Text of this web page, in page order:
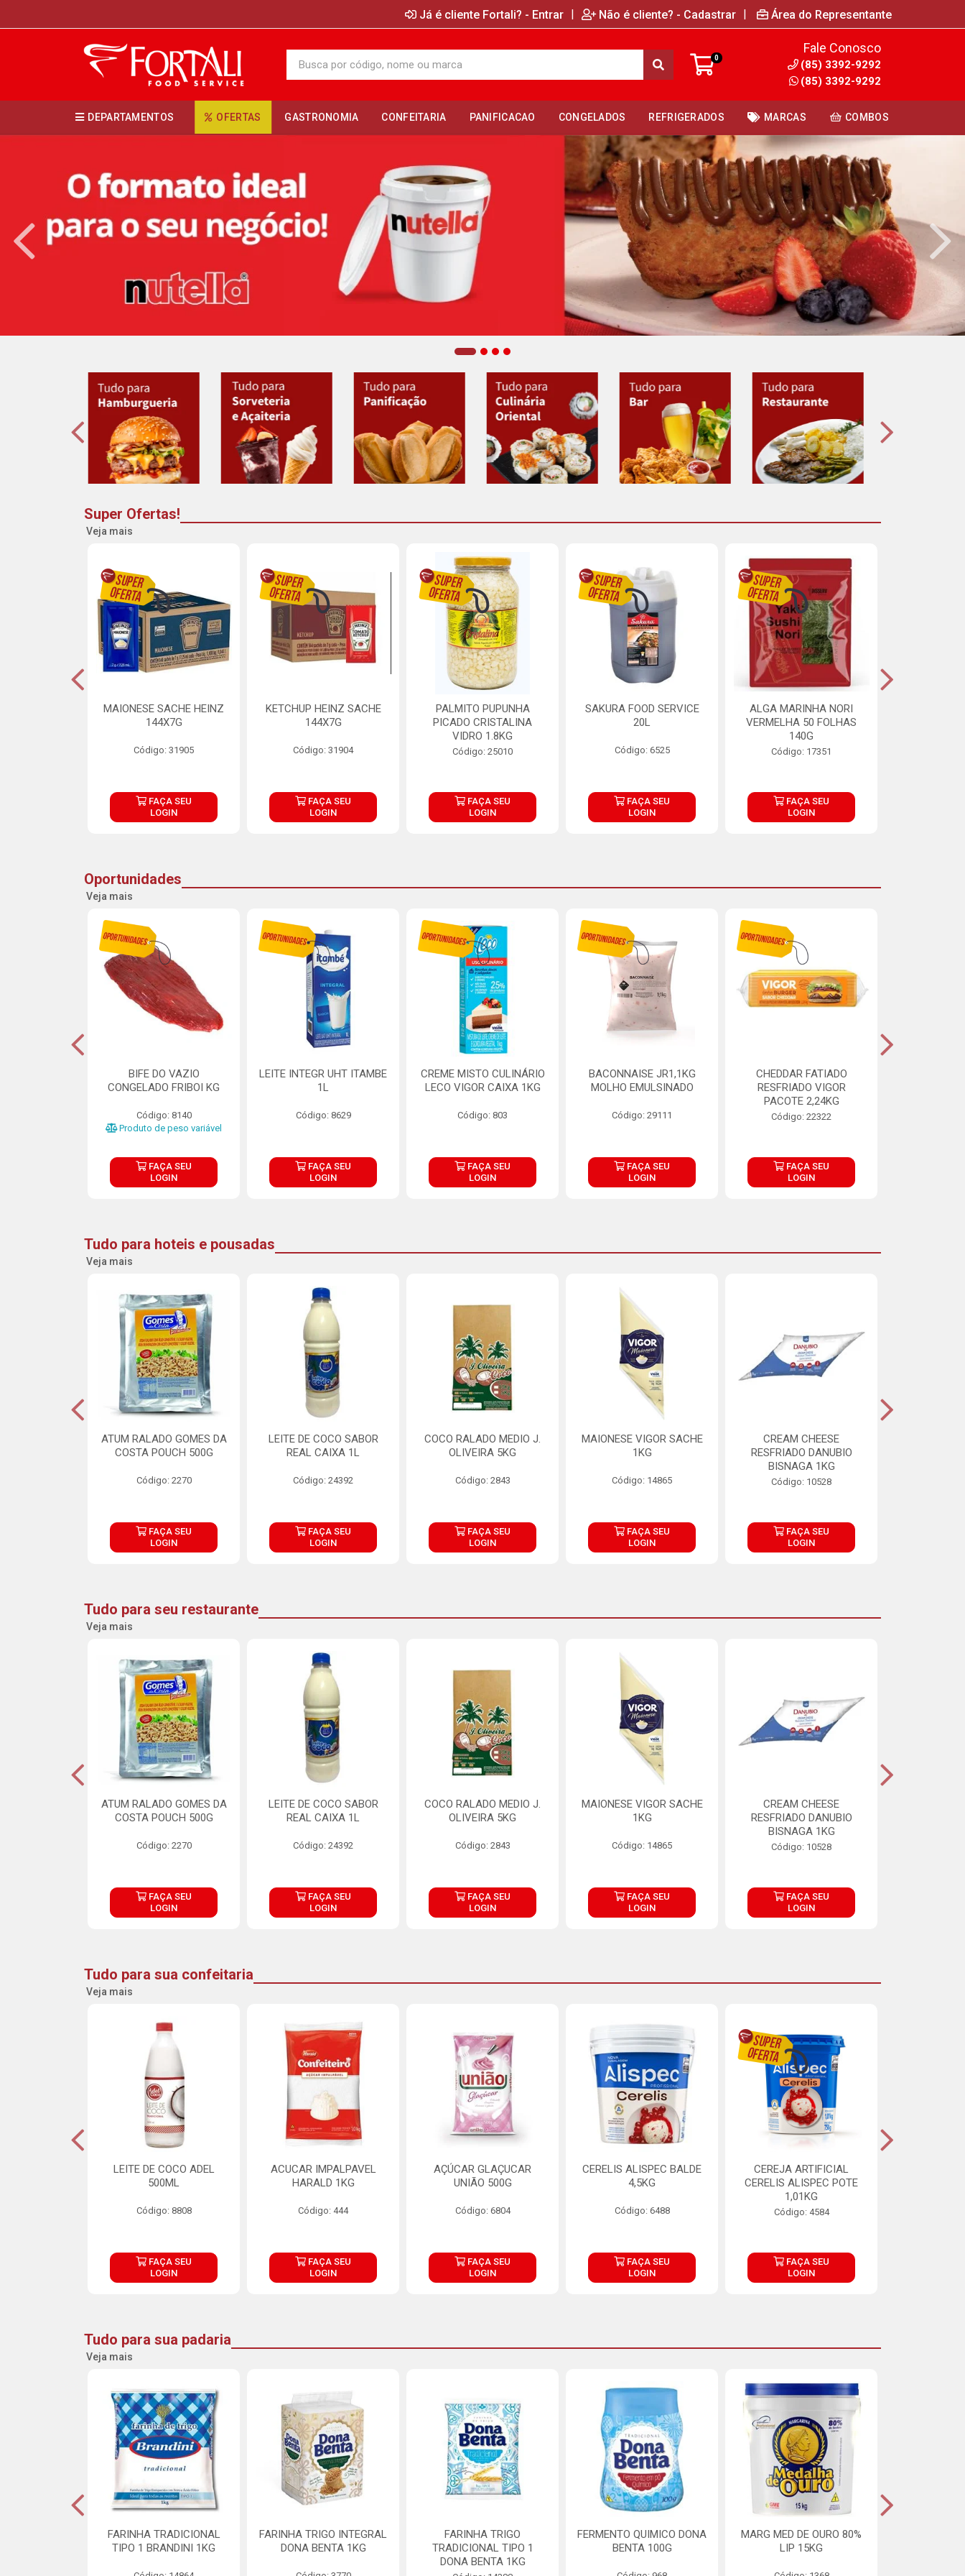
Já é cliente Fortali? - Entrar | Não é cliente? - Cadastrar | Área do Representante
0
Fale Conosco
(85) 3392-9292
(85) 3392-9292
DEPARTAMENTOS OFERTAS GASTRONOMIA CONFEITARIA PANIFICACAO CONGELADOS REFRIGERADOS MARCAS COMBOS
Super Ofertas!
Veja mais
MAIONESE SACHE HEINZ
144X7G
Código: 31905
FAÇA SEU
LOGIN
KETCHUP HEINZ SACHE
144X7G
Código: 31904
FAÇA SEU
LOGIN
PALMITO PUPUNHA
PICADO CRISTALINA
VIDRO 1.8KG
Código: 25010
FAÇA SEU
LOGIN
SAKURA FOOD SERVICE
20L
Código: 6525
FAÇA SEU
LOGIN
ALGA MARINHA NORI
VERMELHA 50 FOLHAS
140G
Código: 17351
FAÇA SEU
LOGIN
Oportunidades
Veja mais
BIFE DO VAZIO
CONGELADO FRIBOI KG
Código: 8140
Produto de peso variável
FAÇA SEU
LOGIN
LEITE INTEGR UHT ITAMBE
1L
Código: 8629
FAÇA SEU
LOGIN
CREME MISTO CULINÁRIO
LECO VIGOR CAIXA 1KG
Código: 803
FAÇA SEU
LOGIN
BACONNAISE JR1,1KG
MOLHO EMULSINADO
Código: 29111
FAÇA SEU
LOGIN
CHEDDAR FATIADO
RESFRIADO VIGOR
PACOTE 2,24KG
Código: 22322
FAÇA SEU
LOGIN
Tudo para hoteis e pousadas
Veja mais
ATUM RALADO GOMES DA
COSTA POUCH 500G
Código: 2270
FAÇA SEU
LOGIN
LEITE DE COCO SABOR
REAL CAIXA 1L
Código: 24392
FAÇA SEU
LOGIN
COCO RALADO MEDIO J.
OLIVEIRA 5KG
Código: 2843
FAÇA SEU
LOGIN
MAIONESE VIGOR SACHE
1KG
Código: 14865
FAÇA SEU
LOGIN
CREAM CHEESE
RESFRIADO DANUBIO
BISNAGA 1KG
Código: 10528
FAÇA SEU
LOGIN
Tudo para seu restaurante
Veja mais
ATUM RALADO GOMES DA
COSTA POUCH 500G
Código: 2270
FAÇA SEU
LOGIN
LEITE DE COCO SABOR
REAL CAIXA 1L
Código: 24392
FAÇA SEU
LOGIN
COCO RALADO MEDIO J.
OLIVEIRA 5KG
Código: 2843
FAÇA SEU
LOGIN
MAIONESE VIGOR SACHE
1KG
Código: 14865
FAÇA SEU
LOGIN
CREAM CHEESE
RESFRIADO DANUBIO
BISNAGA 1KG
Código: 10528
FAÇA SEU
LOGIN
Tudo para sua confeitaria
Veja mais
LEITE DE COCO ADEL
500ML
Código: 8808
FAÇA SEU
LOGIN
ACUCAR IMPALPAVEL
HARALD 1KG
Código: 444
FAÇA SEU
LOGIN
AÇÚCAR GLAÇUCAR
UNIÃO 500G
Código: 6804
FAÇA SEU
LOGIN
CERELIS ALISPEC BALDE
4,5KG
Código: 6488
FAÇA SEU
LOGIN
CEREJA ARTIFICIAL
CERELIS ALISPEC POTE
1,01KG
Código: 4584
FAÇA SEU
LOGIN
Tudo para sua padaria
Veja mais
FARINHA TRADICIONAL
TIPO 1 BRANDINI 1KG
FARINHA TRIGO INTEGRAL
DONA BENTA 1KG
FARINHA TRIGO
TRADICIONAL TIPO 1
DONA BENTA 1KG
FERMENTO QUIMICO DONA
BENTA 100G
MARG MED DE OURO 80%
LIP 15KG